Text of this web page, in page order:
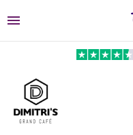
Menu